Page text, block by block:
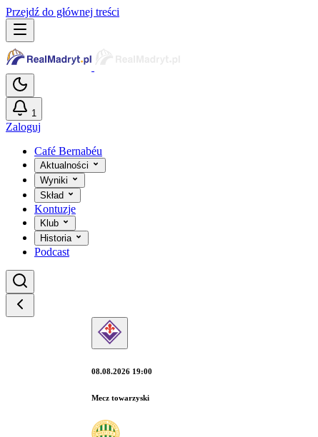
Przejdź do głównej treści
1
Zaloguj
Café Bernabéu
Aktualności
Wyniki
Skład
Kontuzje
Klub
Historia
Podcast
08.08.2026 19:00
Mecz towarzyski